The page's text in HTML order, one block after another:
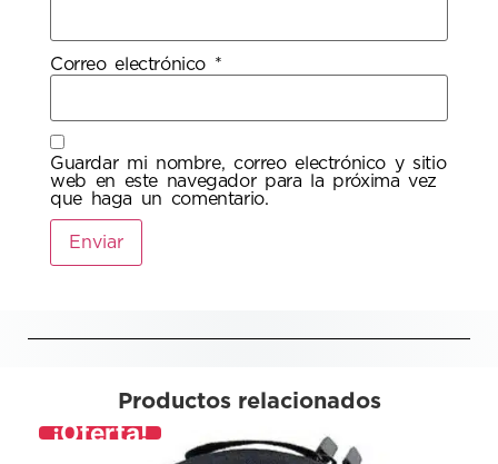
Correo electrónico *
Guardar mi nombre, correo electrónico y sitio
web en este navegador para la próxima vez
que haga un comentario.
Productos relacionados
¡Oferta!